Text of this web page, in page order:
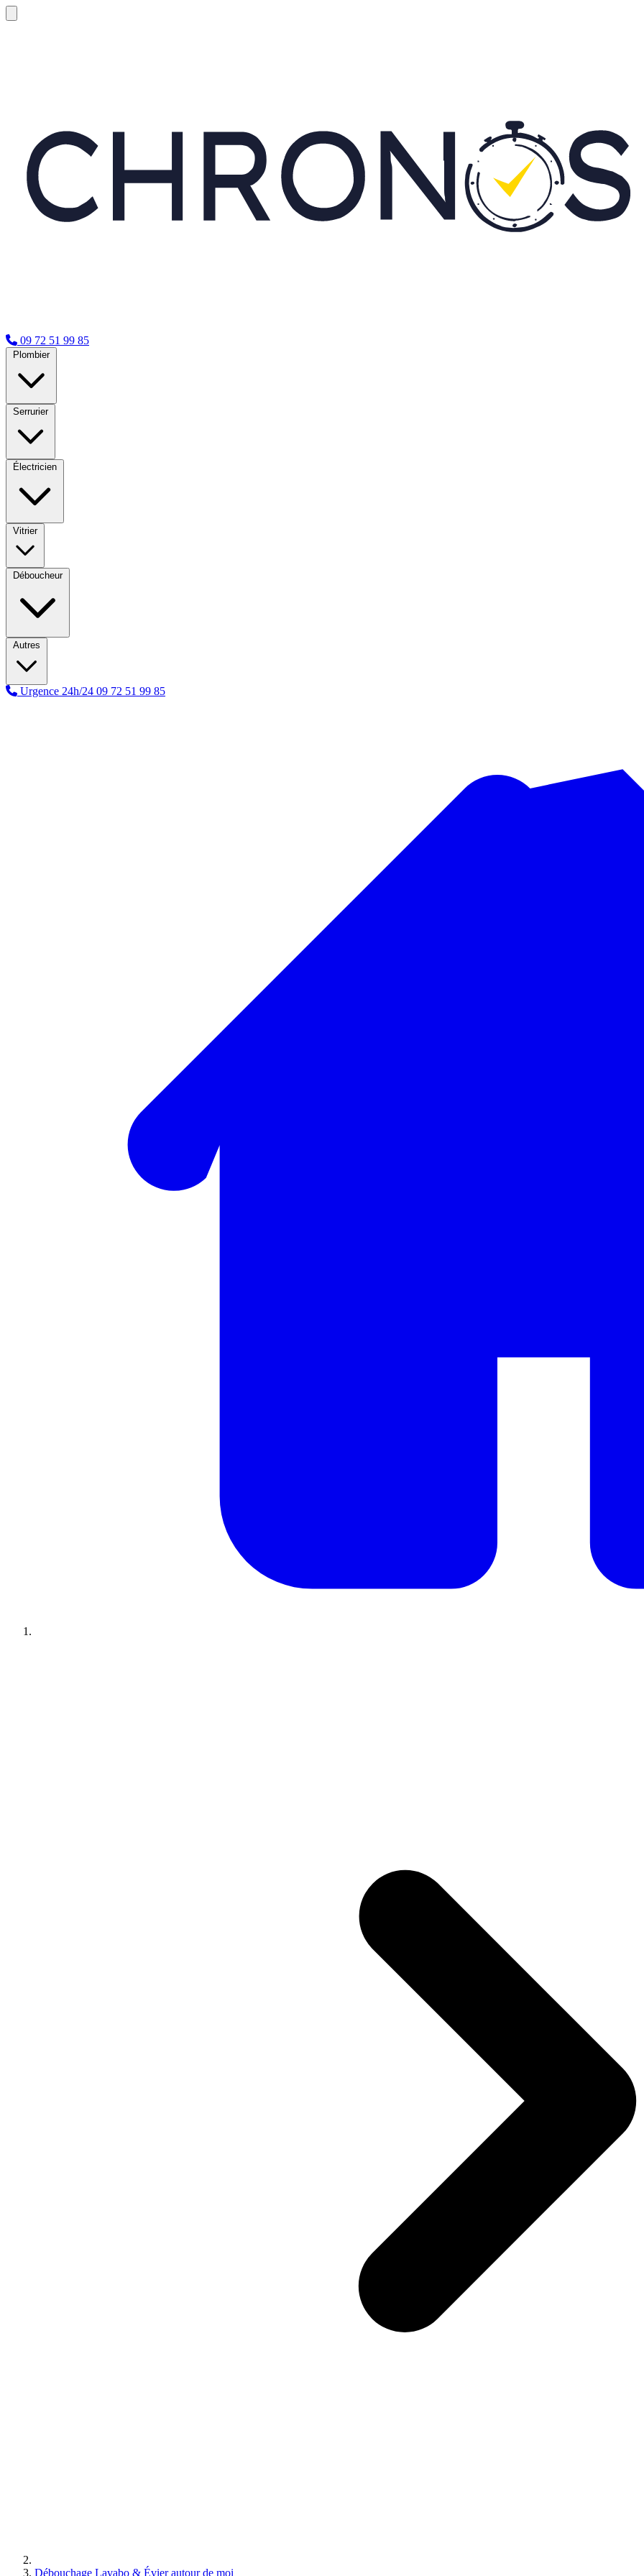
09 72 51 99 85
Plombier
Serrurier
Électricien
Vitrier
Déboucheur
Autres
Urgence 24h/24 09 72 51 99 85
Débouchage Lavabo & Évier autour de moi